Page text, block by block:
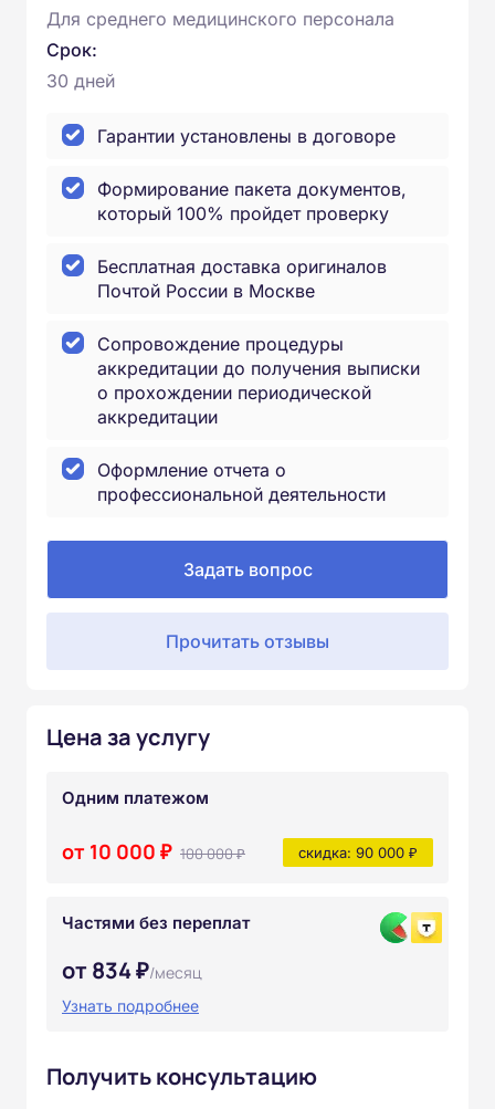
Для среднего медицинского персонала
Срок:
30 дней
Гарантии установлены в договоре
Формирование пакета документов,
который 100% пройдет проверку
Бесплатная доставка оригиналов
Почтой России в Москве
Сопровождение процедуры
аккредитации до получения выписки
о прохождении периодической
аккредитации
Оформление отчета о
профессиональной деятельности
Задать вопрос
Прочитать отзывы
Цена за услугу
Одним платежом
от 10 000 ₽ 100 000 ₽ скидка: 90 000 ₽
Частями без переплат
от 834 ₽/месяц
Узнать подробнее
Получить консультацию